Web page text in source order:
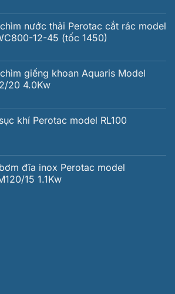
nước thải Perotac cắt rác model
12-45 (tốc 1450)
giếng khoan Aquaris Model
20 4.0Kw
khí Perotac model RL100
đĩa inox Perotac model
15 1.1Kw